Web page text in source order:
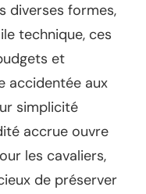
diverses formes,
technique, ces
et
accidentée aux
simplicité
accrue ouvre
les cavaliers,
de préserver